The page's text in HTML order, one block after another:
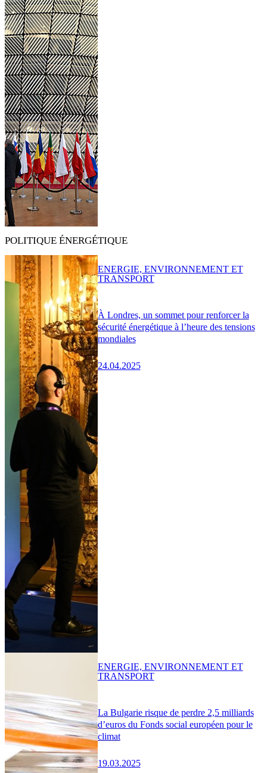
POLITIQUE ÉNERGÉTIQUE
À Londres, un sommet pour renforcer la
sécurité énergétique à l’heure des tensions
mondiales
24.04.2025
ENERGIE, ENVIRONNEMENT ET
TRANSPORT
La Bulgarie risque de perdre 2,5 milliards
d’euros du Fonds social européen pour le
climat
19.03.2025
ENERGIE, ENVIRONNEMENT ET
TRANSPORT